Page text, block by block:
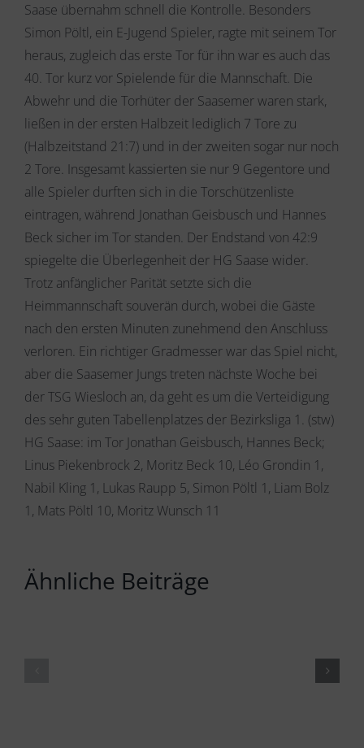
Saase übernahm schnell die Kontrolle. Besonders
Simon Pöltl, ein E-Jugend Spieler, ragte mit seinem Tor
heraus, zugleich das erste Tor für ihn war es auch das
40. Tor kurz vor Spielende für die Mannschaft. Die
Abwehr und die Torhüter der Saasemer waren stark,
ließen in der ersten Halbzeit lediglich 7 Tore zu
(Halbzeitstand 21:7) und in der zweiten sogar nur noch
2 Tore. Insgesamt kassierten sie nur 9 Gegentore und
alle Spieler durften sich in die Torschützenliste
eintragen, während Jonathan Geisbusch und Hannes
Beck sicher im Tor standen. Der Endstand von 42:9
spiegelte die Überlegenheit der HG Saase wider.
Trotz anfänglicher Parität setzte sich die
Heimmannschaft souverän durch, wobei die Gäste
nach den ersten Minuten zunehmend den Anschluss
verloren. Ein richtiger Gradmesser war das Spiel nicht,
aber die Saasemer Jungs treten nächste Woche bei
der TSG Wiesloch an, da geht es um die Verteidigung
des sehr guten Tabellenplatzes der Bezirksliga 1. (stw)
HG Saase: im Tor Jonathan Geisbusch, Hannes Beck;
Linus Piekenbrock 2, Moritz Beck 10, Léo Grondin 1,
Nabil Kling 1, Lukas Raupp 5, Simon Pöltl 1, Liam Bolz
1, Mats Pöltl 10, Moritz Wunsch 11
Ähnliche Beiträge